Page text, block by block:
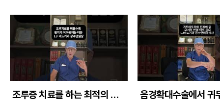
조루증 치료를 하는 최적의 시기는 언제일까?